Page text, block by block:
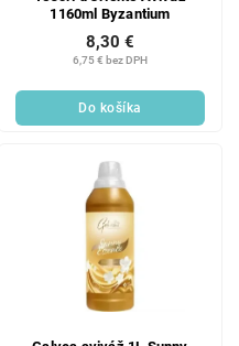
1160ml Byzantium
6,75 € bez DPH
8,30 €
Do košíka